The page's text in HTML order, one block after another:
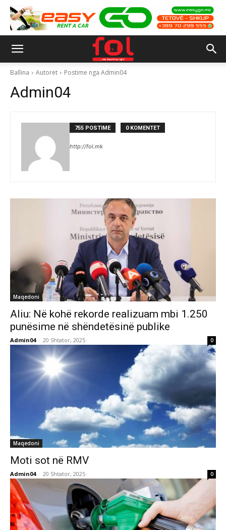
Ballina Autorët Postime nga Admin04
Admin04
755 POSTIME 0 KOMENTET
http://fol.mk
Maqedoni
Aliu: Në kohë rekorde realizuam mbi 1.250
punësime në shëndetësinë publike
Admin04 - 20 Shtator, 2025 0
Maqedoni
Moti sot në RMV
Admin04 - 20 Shtator, 2025 0